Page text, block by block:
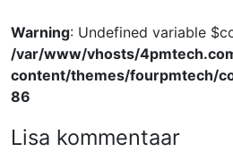
Warning: Undefined variable
/var/www/vhosts/
content/themes/fourpmtech/
86
Lisa kommentaar